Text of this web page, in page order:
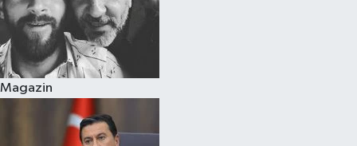
Magazin